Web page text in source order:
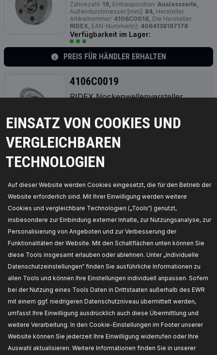
EINSATZ VON COOKIES UND
VERGLEICHBAREN
TECHNOLOGIEN
Auf dieser Website werden Cookies eingesetzt, die für den Betrieb der
Website erforderlich sind. Mit Ihrer Einwilligung werden weitere
Cookies und vergleichbare Technologien („Tools“) genutzt,
insbesondere zur Einbindung externer Inhalte, zur Nutzungsanalyse, zur
Personalisierung von Angeboten und zur Verbesserung der
Funktionalitäten der Website. Mit den Schaltflächen unten können Sie
diese Tools insgesamt erlauben oder ablehnen. Unter „Individuelle
Datenschutzeinstellungen“ finden Sie ausführliche Informationen zu
allen Tools und können Ihre Einstellungen individuell anpassen. Sofern
bei der Nutzung eines Tools Daten in Drittstaaten außerhalb des EWR
mit einem ggf. niedrigeren Datenschutzniveau übermittelt werden,
umfasst Ihre Einwilligung ausdrücklich auch diese Übermittlung und
weitere Verarbeitung. In den Cookie-Einstellungen im Footer unserer
Website können Sie jederzeit Ihre Einwilligung widerrufen oder Ihre
Auswahl aktualisieren. Weitere Informationen finden Sie in unserer
Zähnezahl: 19, Einbauposition: Auslassseite,
Außendurchmesser [mm]: 84, Hersteller
Artikelnummer: 4106C0018, Die Hersteller:
RIDEX, EAN-Nummer(n): 4064138167178
Verfügbarkeit im Lager:
PREIS FÜR HÄNDLER ERHALTEN
4106C0019
RIDEX Nockenwellenversteller
Schraube,Hersteller Artikelnummer:
4106C0019,Die Hersteller: RIDEX,EAN-
Nummer(n): 4064138176224
Verfügbarkeit im Lager:
PREIS FÜR HÄNDLER ERHALTEN
4106C0004
RIDEX Nockenwellenversteller
angetriebene Aggregate:Nockenwelle,
Antriebsart:Kette,Betriebsart:hydraulisch,
Ergänzungsartikel / Ergänzende Info:
Nockenwellenzahnrad,Kettenausführung:
Simplex,Hersteller Artikelnummer: 4106C0004,
Die Hersteller:RIDEX,EAN-Nummer(n):
4064138080125
Verfügbarkeit im Lager:
PREIS FÜR HÄNDLER ERHALTEN
4106C0021
RIDEX Nockenwellenversteller
Zähnezahl:38,Antriebsart:Riemen, Betriebsart: